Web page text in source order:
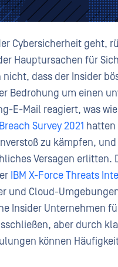
Cybersicherheit geht,
Hauptursachen für
dass der Insider
Bedrohung um einen
E-Mail reagiert, was
Survey 2021 hatten
zu kämpfen,
Versagen erlitten.
IBM X-Force Threats
und Cloud-
Insider Unternehmen
aber durch
können